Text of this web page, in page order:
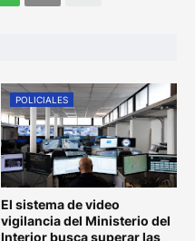
POLICIALES
El sistema de video
vigilancia del Ministerio del
Interior busca superar las